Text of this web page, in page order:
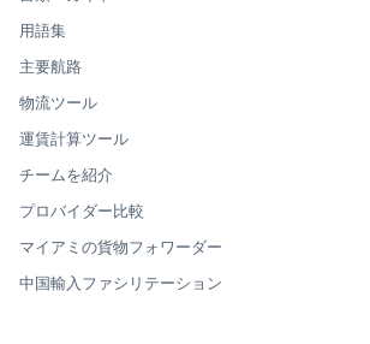
用語集
主要航路
物流ツール
運賃計算ツール
チームを紹介
プロバイダー比較
マイアミの貨物フォワーダー
中国輸入ファシリテーション